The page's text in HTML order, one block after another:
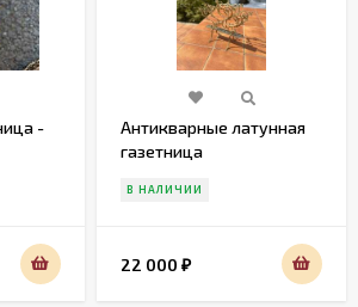
-
Антикварные латунная
газетница
В НАЛИЧИИ
22 000 ₽